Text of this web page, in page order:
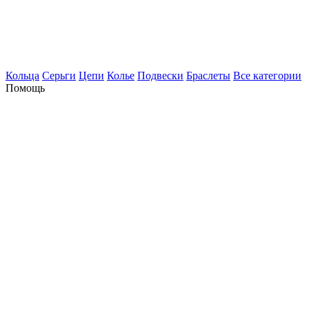
Кольца Серьги Цепи Колье Подвески Браслеты Все категории
Помощь